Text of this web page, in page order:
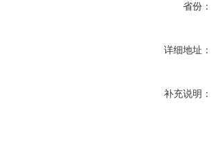
省份：
详细地址：
补充说明：